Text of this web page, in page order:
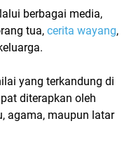
berbagai media,
tua, cerita wayang,
yang terkandung di
diterapkan oleh
agama, maupun latar